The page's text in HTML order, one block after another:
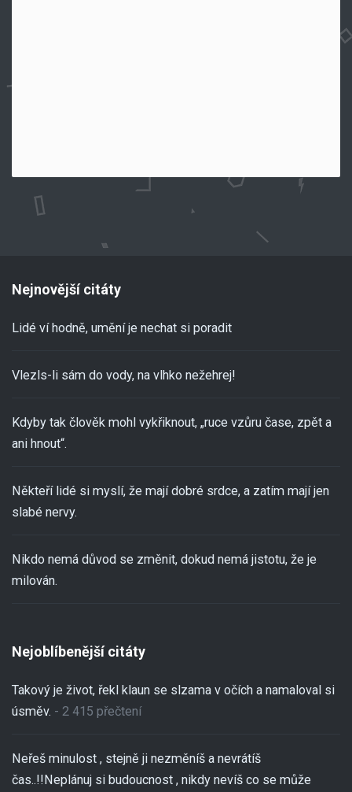
Nejnovější citáty
Lidé ví hodně, umění je nechat si poradit
Vlezls-li sám do vody, na vlhko nežehrej!
Kdyby tak člověk mohl vykřiknout, „ruce vzůru čase, zpět a
ani hnout“.
Někteří lidé si myslí, že mají dobré srdce, a zatím mají jen
slabé nervy.
Nikdo nemá důvod se změnit, dokud nemá jistotu, že je
milován.
Nejoblíbenější citáty
Takový je život, řekl klaun se slzama v očích a namaloval si
úsměv. - 2 415 přečtení
Neřeš minulost , stejně ji nezměníš a nevrátíš
čas..!!Neplánuj si budoucnost , nikdy nevíš co se může